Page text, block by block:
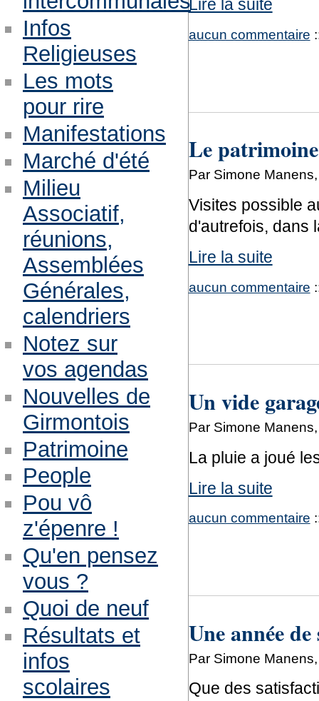
Lire la suite
aucun commentaire
Le
Par Simone
Visites possible
d'autrefois, dans
Lire la suite
aucun commentaire
Un vide
Par Simone
La pluie a joué
Lire la suite
aucun commentaire
Une année
Par Simone
Que des
Infos
Religieuses
Les mots
pour rire
Manifestations
Marché d'été
Milieu
Associatif,
réunions,
Assemblées
Générales,
calendriers
Notez sur
vos agendas
Nouvelles de
Girmontois
Patrimoine
People
Pou vô
z'épenre !
Qu'en pensez
vous ?
Quoi de neuf
Résultats et
infos
scolaires